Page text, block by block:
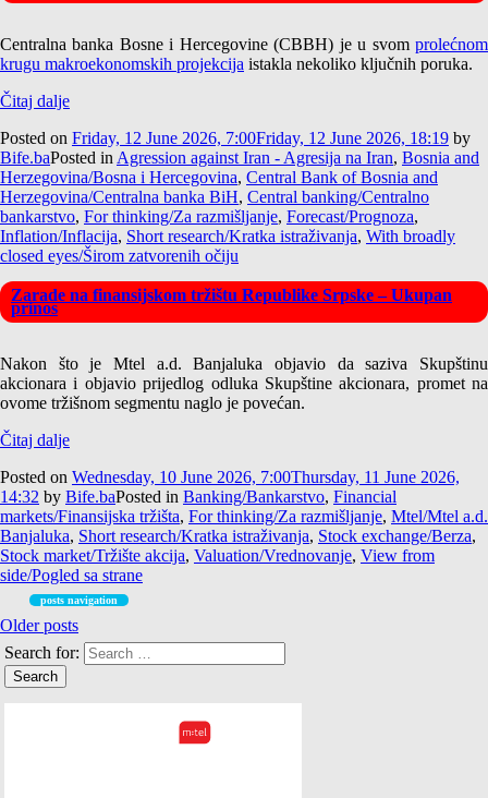
Centralna banka Bosne i Hercegovine (CBBH) je u svom prolećnom
krugu makroekonomskih projekcija istakla nekoliko ključnih poruka.
Čitaj dalje
Posted on Friday, 12 June 2026, 7:00Friday, 12 June 2026, 18:19 by
Bife.baPosted inAgression against Iran - Agresija na Iran, Bosnia and
Herzegovina/Bosna i Hercegovina, Central Bank of Bosnia and
Herzegovina/Centralna banka BiH, Central banking/Centralno
bankarstvo, For thinking/Za razmišljanje, Forecast/Prognoza,
Inflation/Inflacija, Short research/Kratka istraživanja, With broadly
closed eyes/Širom zatvorenih očiju
Zarade na finansijskom tržištu Republike Srpske – Ukupan
prinos
Nakon što je Mtel a.d. Banjaluka objavio da saziva Skupštinu
akcionara i objavio prijedlog odluka Skupštine akcionara, promet na
ovome tržišnom segmentu naglo je povećan.
Čitaj dalje
Posted on Wednesday, 10 June 2026, 7:00Thursday, 11 June 2026,
14:32 by Bife.baPosted in Banking/Bankarstvo, Financial
markets/Finansijska tržišta, For thinking/Za razmišljanje, Mtel/Mtel a.d.
Banjaluka, Short research/Kratka istraživanja, Stock exchange/Berza,
Stock market/Tržište akcija, Valuation/Vrednovanje, View from
side/Pogled sa strane
posts navigation
Older posts
Search for: